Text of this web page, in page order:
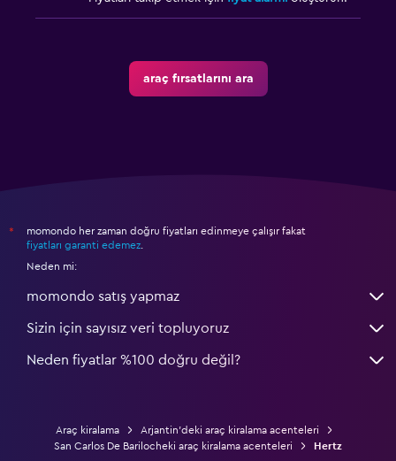
araç fırsatlarını ara
*
momondo her zaman doğru fiyatları edinmeye çalışır fakat
fiyatları garanti edemez.
Neden mi:
momondo satış yapmaz
Sizin için sayısız veri topluyoruz
Neden fiyatlar %100 doğru değil?
Araç kiralama
Arjantin'deki araç kiralama acenteleri
San Carlos De Barilocheki araç kiralama acenteleri
Hertz